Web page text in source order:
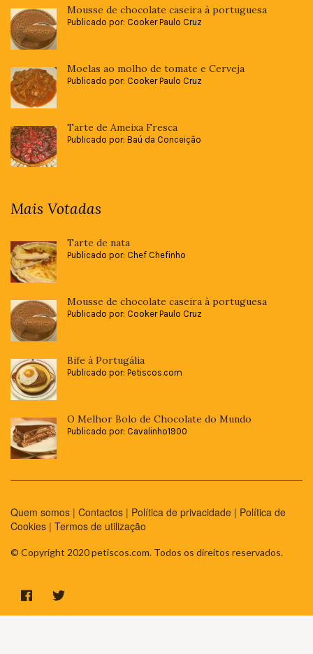
Mousse de chocolate caseira à portuguesa
Publicado por: Cooker Paulo Cruz
Moelas ao molho de tomate e Cerveja
Publicado por: Cooker Paulo Cruz
Tarte de Ameixa Fresca
Publicado por: Baú da Conceição
Mais Votadas
Tarte de nata
Publicado por: Chef Chefinho
Mousse de chocolate caseira à portuguesa
Publicado por: Cooker Paulo Cruz
Bife à Portugália
Publicado por: Petiscos.com
O Melhor Bolo de Chocolate do Mundo
Publicado por: Cavalinho1900
Quem somos | Contactos | Política de privacidade | Política de
Cookies | Termos de utilização
© Copyright 2020 petiscos.com. Todos os direitos reservados.